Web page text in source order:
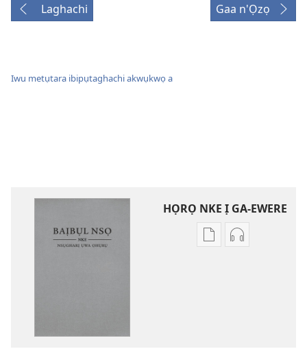
Laghachi Gaa n'Ọzọ
Iwu metụtara ibipụtaghachi akwụkwọ a
HỌRỌ NKE Ị GA-EWERE
Họrọ Họrọ